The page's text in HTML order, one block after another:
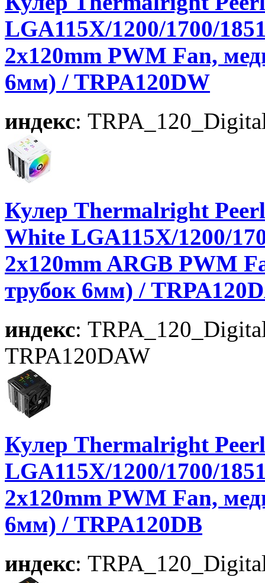
LGA115X/1200/1700/
2x120mm PWM Fan,
6мм) / TRPA120DW
индекс:
Кулер Thermalright
White LGA115X/1200/
2x120mm ARGB PWM
трубок 6мм) /
индекс:
TRPA120DAW
Кулер Thermalright
LGA115X/1200/1700/
2x120mm PWM Fan,
6мм) / TRPA120DB
индекс: